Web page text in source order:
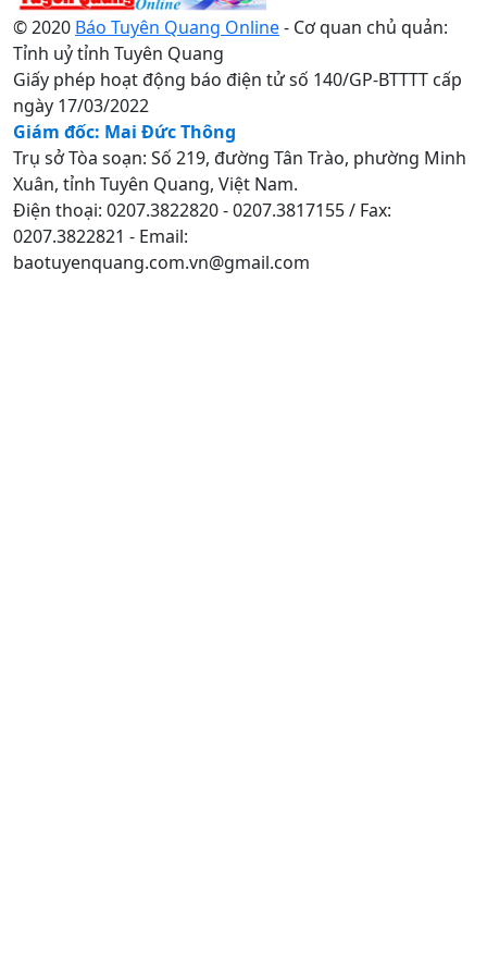
© 2020 Báo Tuyên Quang Online- Cơ quan chủ quản:
Tỉnh uỷ tỉnh Tuyên Quang
Giấy phép hoạt động báo điện tử số 140/GP-BTTTT cấp
ngày 17/03/2022
Giám đốc: Mai Đức Thông
Trụ sở Tòa soạn: Số 219, đường Tân Trào, phường Minh
Xuân, tỉnh Tuyên Quang, Việt Nam.
Điện thoại: 0207.3822820 - 0207.3817155 / Fax:
0207.3822821 - Email:
baotuyenquang.com.vn@gmail.com